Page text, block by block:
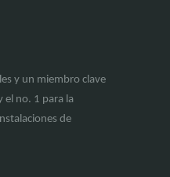
y un miembro clave
el no. 1 para la
de